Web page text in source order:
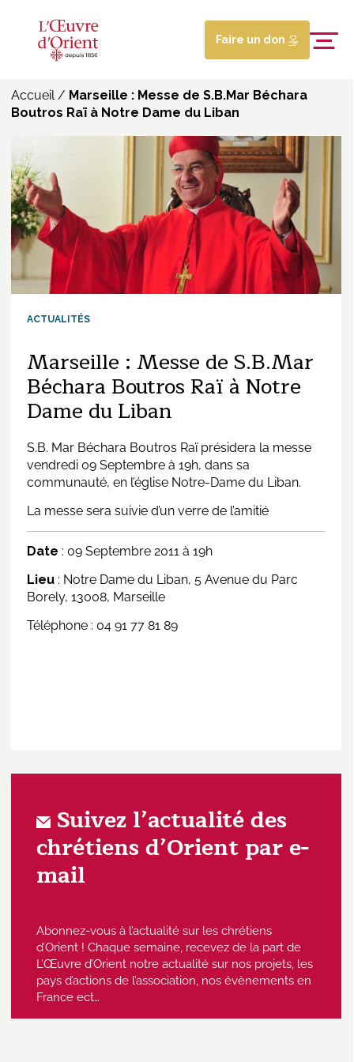
Faire un don
Accueil/ Marseille : Messe de S.B.Mar Béchara
Boutros Raï à Notre Dame du Liban
ACTUALITÉS
Marseille : Messe de S.B.Mar
Béchara Boutros Raï à Notre
Dame du Liban
S.B. Mar Béchara Boutros Raï présidera la messe
vendredi 09 Septembre à 19h, dans sa
communauté, en l’église Notre-Dame du Liban.
La messe sera suivie d’un verre de l’amitié
Date : 09 Septembre 2011 à 19h
Lieu : Notre Dame du Liban, 5 Avenue du Parc
Borely, 13008, Marseille
Téléphone : 04 91 77 81 89
Suivez l’actualité des
chrétiens d’Orient par e-
mail
Abonnez-vous à l’actualité sur les chrétiens
d’Orient ! Chaque semaine, recevez de la part de
L’Œuvre d’Orient notre actualité sur nos projets, les
pays d’actions de l’association, nos évènements en
France ect…